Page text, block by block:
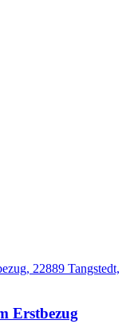
Erstbezug